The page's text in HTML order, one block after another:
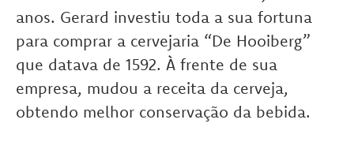
anos. Gerard investiu toda a sua fortuna
para comprar a cervejaria “De Hooiberg”
que datava de 1592. À frente de sua
empresa, mudou a receita da cerveja,
obtendo melhor conservação da bebida.